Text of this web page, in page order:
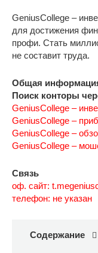
GeniusCollege –
для достижения
профи. Стать
не составит труда.
Общая
Поиск конторы
GeniusCollege –
GeniusCollege –
GeniusCollege –
GeniusCollege –
Связь
оф. сайт:
телефон: не указан
Содержание